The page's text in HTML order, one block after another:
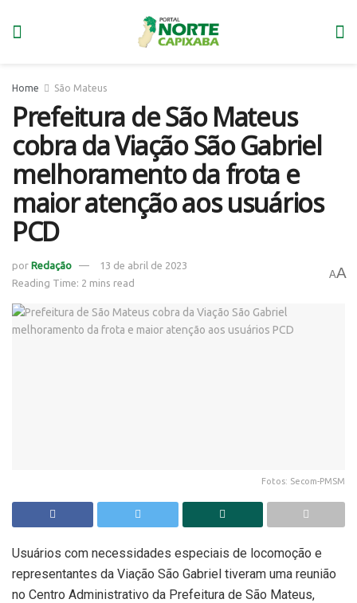
Home São Mateus
Prefeitura de São Mateus
cobra da Viação São Gabriel
melhoramento da frota e
maior atenção aos usuários
PCD
por Redação
13 de abril de 2023
Reading Time: 2 mins read
AA
Fotos: Secom-PMSM
Usuários com necessidades especiais de locomoção e
representantes da Viação São Gabriel tiveram uma reunião
no Centro Administrativo da Prefeitura de São Mateus,